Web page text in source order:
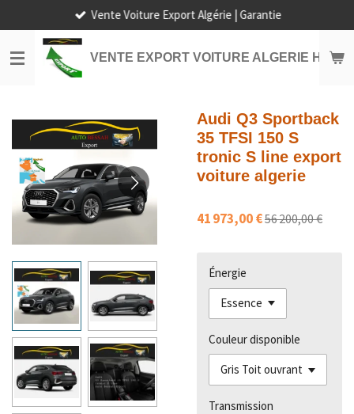
au
contenu
principal
VENTE EXPORT VOITURE ALGERIE HORS
Vente Voiture Export Algérie | Garantie
Audi Q3 Sportback
35 TFSI 150 S
tronic S line export
voiture algerie
41 973,00 €56 200,00 €
Énergie
Couleur disponible
Transmission